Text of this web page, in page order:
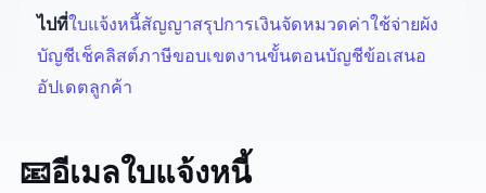
ไปที่:ใบแจ้งหนี้สัญญาสรุปการเงินจัดหมวดค่าใช้จ่ายผัง
บัญชีเช็คลิสต์ภาษีขอบเขตงานขั้นตอนบัญชีข้อเสนอ
อัปเดตลูกค้า
📧 อีเมลใบแจ้งหนี้